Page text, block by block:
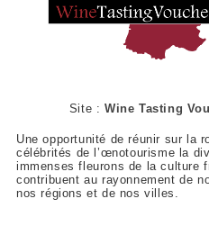
Site :Wine Tasting
Une opportunité de réunir sur la
célébrités de l’œnotourisme la
immenses fleurons de la culture
contribuent au rayonnement de
nos régions et de nos villes.